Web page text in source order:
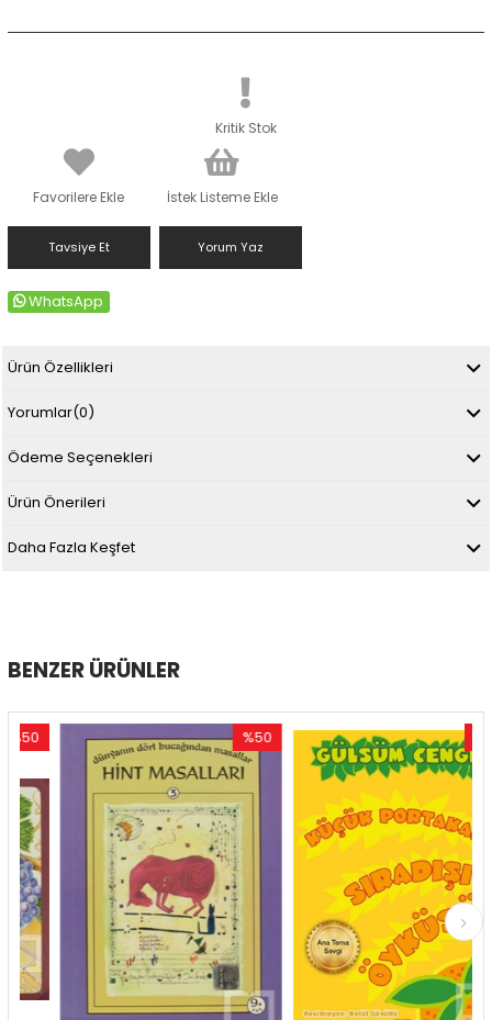
Kritik Stok
Favorilere Ekle İstek Listeme Ekle
Tavsiye Et Yorum Yaz
WhatsApp
Ürün Özellikleri
Yorumlar(0)
Ödeme Seçenekleri
Ürün Önerileri
Daha Fazla Keşfet
BENZER ÜRÜNLER
%50
İndirim
%50İndirim
%45
İndirim